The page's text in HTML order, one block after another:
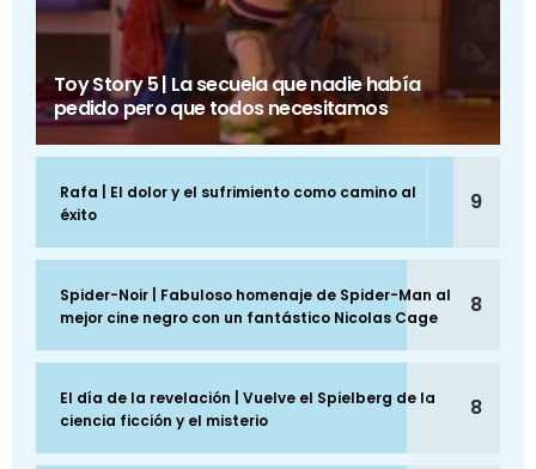
Toy Story 5 | La secuela que nadie había
pedido pero que todos necesitamos
Rafa | El dolor y el sufrimiento como camino al
éxito
9
Spider-Noir | Fabuloso homenaje de Spider-Man al
mejor cine negro con un fantástico Nicolas Cage
8
El día de la revelación | Vuelve el Spielberg de la
ciencia ficción y el misterio
8